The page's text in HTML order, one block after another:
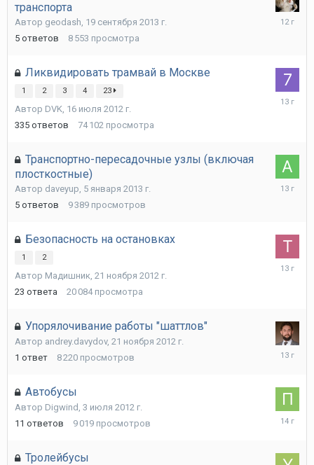
транспорта
Автор geodash, 19 сентября 2013 г.
5 ответов 8 553 просмотра
19
Ликвидировать трамвай в Москве
1 2 3 4 23
Автор DVK, 16 июля 2012 г.
335 ответов 74 102 просмотра
Транспортно-пересадочные узлы (включая
плосткостные)
Автор daveyup, 5 января 2013 г.
5 ответов 9 389 просмотров
22
Безопасность на остановках
1 2
Автор Мадишник, 21 ноября 2012 г.
23 ответа 20 084 просмотра
24
Упорялочивание работы "шаттлов"
Автор andrey.davydov, 21 ноября 2012 г.
1 ответ 8 220 просмотров
21
г.
Автобусы
Автор Digwind , 3 июля 2012 г.
11 ответов 9 019 просмотров
г.
Тролейбусы